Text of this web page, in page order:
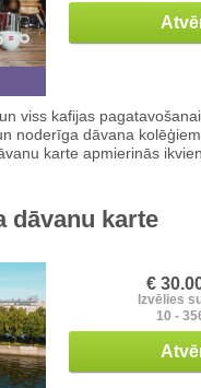
viss kafijas
noderīga dāvana
karte apmierinās
dāvanu karte
€
Izvēlies
10 -